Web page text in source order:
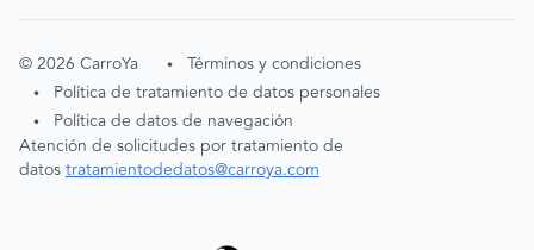
©2026 CarroYa • Términos y condiciones
• Política de tratamiento de datos personales
•
Política de datos de navegación
Atención de solicitudes por tratamiento de
datostratamientodedatos@carroya.com